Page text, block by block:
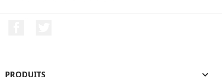
PRODUITS